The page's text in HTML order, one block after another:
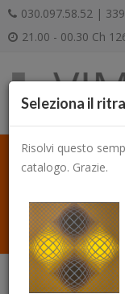
030.097.58.52 |
21.00 - 00.30 Ch
Seleziona il
Risolvi questo
catalogo. Grazie.